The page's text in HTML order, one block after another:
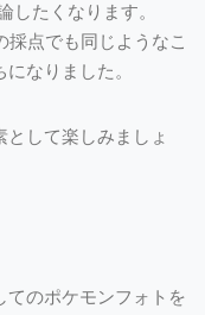
たくなります。
採点でも同じようなこ
なりました。
して楽しみましょ
てのポケモンフォトを